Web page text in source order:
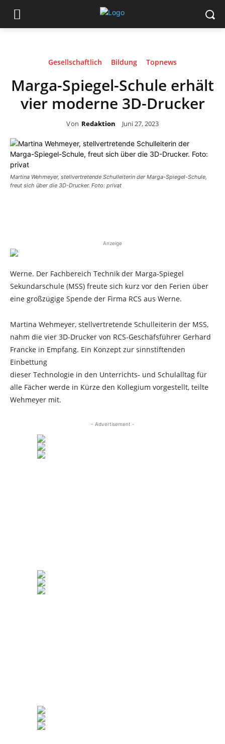
Gesellschaftlich Bildung Topnews
Marga-Spiegel-Schule erhält
vier moderne 3D-Drucker
Von Redaktion Juni 27, 2023
Martina Wehmeyer, stellvertretende Schulleiterin der Marga-Spiegel-Schule,
freut sich über die 3D-Drucker. Foto: privat
Anzeige
Werne. Der Fachbereich Technik der Marga-Spiegel
Sekundarschule (MSS) freute sich kurz vor den Ferien über
eine großzügige Spende der Firma RCS aus Werne.
Martina Wehmeyer, stellvertretende Schulleiterin der MSS,
nahm die vier 3D-Drucker von RCS-Geschäfsführer Gerhard
Francke in Empfang. Ein Konzept zur sinnstiftenden
Einbettung
dieser Technologie in den Unterrichts- und Schulalltag für
alle Fächer werde in Kürze den Kollegium vorgestellt, teilte
Wehmeyer mit.
- Advertisement -